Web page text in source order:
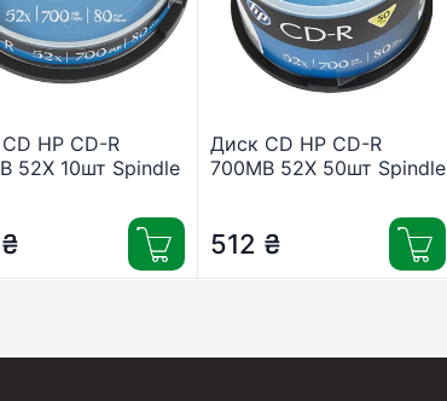
HP CD-R
52X 10шт Spindle
₴
Диск CD HP CD-R
700MB 52X 50шт Spindle
512 ₴